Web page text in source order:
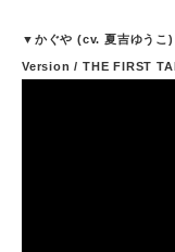
▼かぐや (cv. 夏吉ゆうこ
Version / THE FIRST